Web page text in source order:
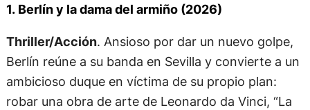
1. Berlín y la dama del armiño (2026)
Thriller/Acción. Ansioso por dar un nuevo golpe,
Berlín reúne a su banda en Sevilla y convierte a un
ambicioso duque en víctima de su propio plan:
robar una obra de arte de Leonardo da Vinci, “La